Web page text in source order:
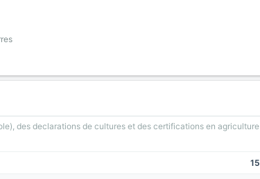
des declarations de cultures et des certifications en agriculture
15